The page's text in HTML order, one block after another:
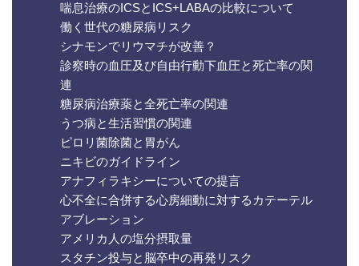
喘息治療のICSとICS+LABAの比較について
働く世代の糖尿病リスク
シナモンでリウマチが改善？
診察時の血圧及び自由行動下血圧と死亡率の関
連
糖尿病治療薬と全死亡率の関連
うつ病と生活習慣の関連
ピロリ菌除菌と胃がん
ニキビのガイドライン
アナフィラキシーについての提言
心不全に合併する心房細動に対するカテーテル
アブレーション
アメリカ人の塩分摂取量
スタチン投与と脳卒中の再発リスク